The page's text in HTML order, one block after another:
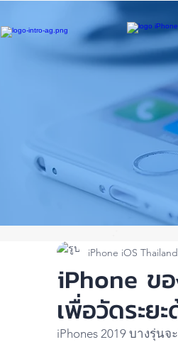
iPhone ข
เพื่อวัดระย
iPhone iOS Thailand
iPhones 2019 บางรุ่น